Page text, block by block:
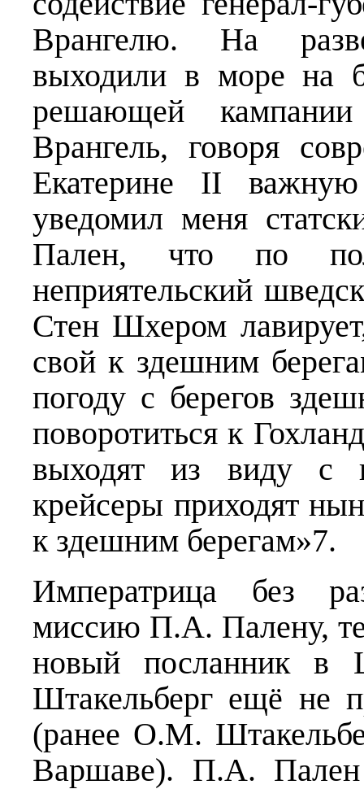
Врангелю. На
выходили в море на
решающей
Врангель, говоря
Екатерине II
уведомил меня
Пален, что по
неприятельский
Стен Шхером
свой к здешним
погоду с берегов
поворотиться к
выходят из виду с
крейсеры приходят
к здешним берегам»7.
Императрица без
миссию П.А. Палену,
новый посланник в
Штакельберг ещё не
(ранее О.М.
Варшаве). П.А. Пален